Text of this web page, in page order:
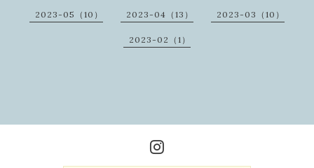
2023-05（10） 2023-04（13） 2023-03（10）
2023-02（1）